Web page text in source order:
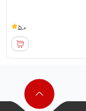
5.0